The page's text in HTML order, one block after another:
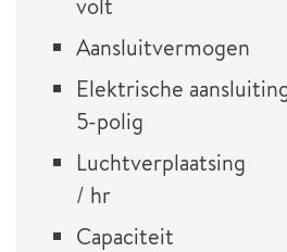
volt
Elektrische
5-polig
/ hr
Capaciteit